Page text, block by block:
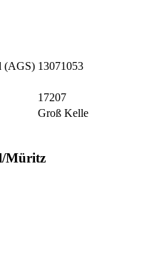
(AGS) 13071053
17207
Groß Kelle
Müritz